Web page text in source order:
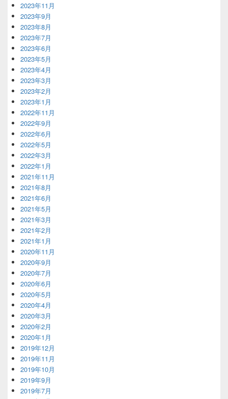
2023年11月
2023年9月
2023年8月
2023年7月
2023年6月
2023年5月
2023年4月
2023年3月
2023年2月
2023年1月
2022年11月
2022年9月
2022年6月
2022年5月
2022年3月
2022年1月
2021年11月
2021年8月
2021年6月
2021年5月
2021年3月
2021年2月
2021年1月
2020年11月
2020年9月
2020年7月
2020年6月
2020年5月
2020年4月
2020年3月
2020年2月
2020年1月
2019年12月
2019年11月
2019年10月
2019年9月
2019年7月